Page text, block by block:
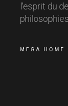
l'esprit du
MEGA HOME